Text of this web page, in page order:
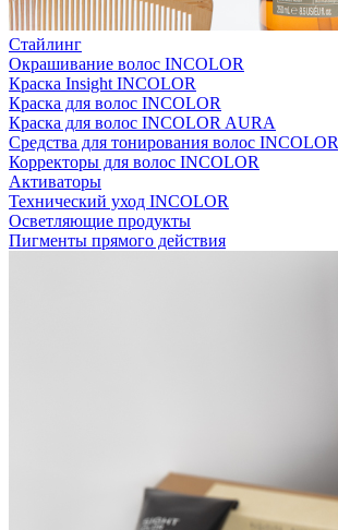
Стайлинг
Окрашивание волос INCOLOR
Краска Insight INCOLOR
Краска для волос INCOLOR
Краска для волос INCOLOR AURA
Средства для тонирования волос INCOLOR
Корректоры для волос INCOLOR
Активаторы
Технический уход INCOLOR
Осветляющие продукты
Пигменты прямого действия